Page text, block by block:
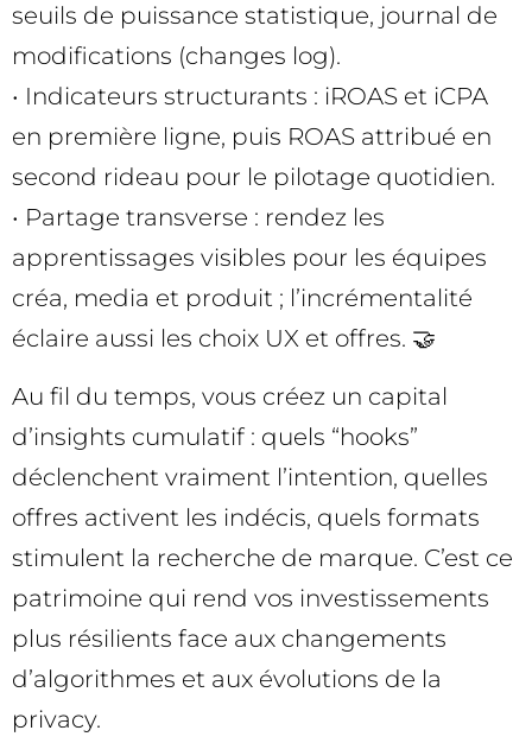
seuils de puissance statistique, journal de
modifications (changes log).
• Indicateurs structurants : iROAS et iCPA
en première ligne, puis ROAS attribué en
second rideau pour le pilotage quotidien.
• Partage transverse : rendez les
apprentissages visibles pour les équipes
créa, media et produit ; l’incrémentalité
éclaire aussi les choix UX et offres. 🤝
Au fil du temps, vous créez un capital
d’insights cumulatif : quels “hooks”
déclenchent vraiment l’intention, quelles
offres activent les indécis, quels formats
stimulent la recherche de marque. C’est ce
patrimoine qui rend vos investissements
plus résilients face aux changements
d’algorithmes et aux évolutions de la
privacy.